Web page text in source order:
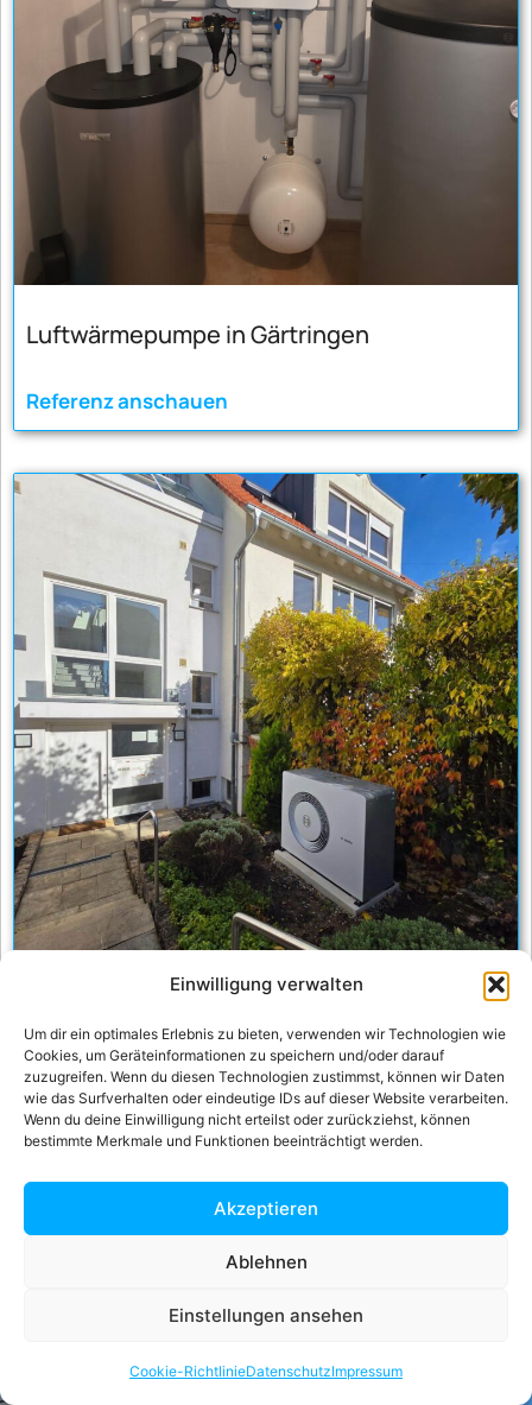
Einwilligung verwalten
Um dir ein optimales Erlebnis zu bieten, verwenden wir Technologien wie
Cookies, um Geräteinformationen zu speichern und/oder darauf
zuzugreifen. Wenn du diesen Technologien zustimmst, können wir Daten
wie das Surfverhalten oder eindeutige IDs auf dieser Website verarbeiten.
Wenn du deine Einwilligung nicht erteilst oder zurückziehst, können
bestimmte Merkmale und Funktionen beeinträchtigt werden.
Akzeptieren
Ablehnen
Einstellungen ansehen
Cookie-RichtlinieDatenschutzImpressum
Luftwärmepumpe in Gärtringen
Referenz anschauen
Luftwärmepumpe in Stuttgart-Vaihingen
Referenz anschauen